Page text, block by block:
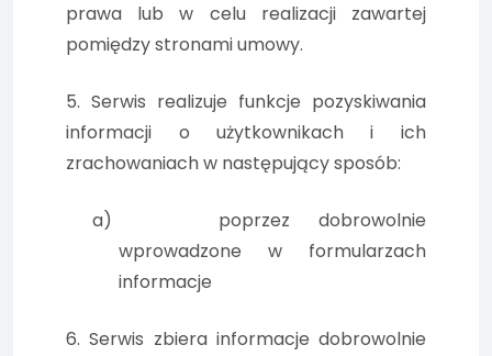
prawa lub w celu realizacji zawartej
pomiędzy stronami umowy.
5. Serwis realizuje funkcje pozyskiwania
informacji o użytkownikach i ich
zrachowaniach w następujący sposób:
a)
poprzez dobrowolnie
wprowadzone w formularzach
informacje
6. Serwis zbiera informacje dobrowolnie